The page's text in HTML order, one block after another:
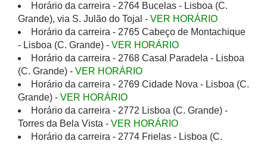
Horário da carreira - 2764 Bucelas - Lisboa (C.
Grande), via S. Julão do Tojal - VER HORÁRIO
Horário da carreira - 2765 Cabeço de Montachique
- Lisboa (C. Grande) - VER HORÁRIO
Horário da carreira - 2768 Casal Paradela - Lisboa
(C. Grande) - VER HORÁRIO
Horário da carreira - 2769 Cidade Nova - Lisboa (C.
Grande) - VER HORÁRIO
Horário da carreira - 2772 Lisboa (C. Grande) -
Torres da Bela Vista - VER HORÁRIO
Horário da carreira - 2774 Frielas - Lisboa (C.